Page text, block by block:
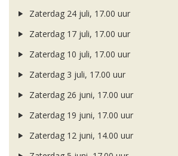
Zaterdag 24 juli, 17.00 uur
Zaterdag 17 juli, 17.00 uur
Zaterdag 10 juli, 17.00 uur
Zaterdag 3 juli, 17.00 uur
Zaterdag 26 juni, 17.00 uur
Zaterdag 19 juni, 17.00 uur
Zaterdag 12 juni, 14.00 uur